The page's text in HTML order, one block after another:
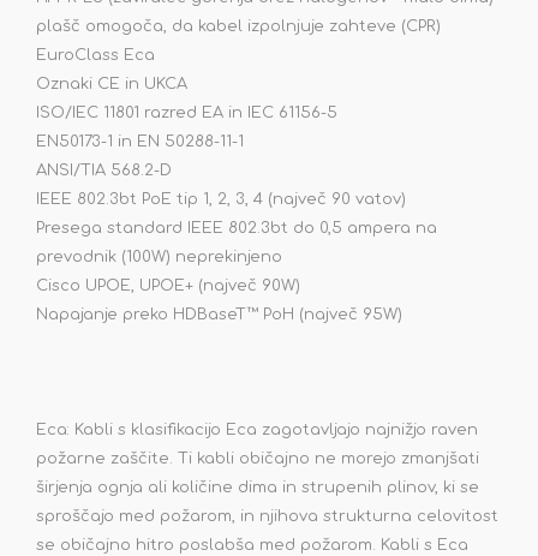
plašč omogoča, da kabel izpolnjuje zahteve (CPR)
EuroClass Eca
Oznaki CE in UKCA
ISO/IEC 11801 razred EA in IEC 61156-5
EN50173-1 in EN 50288-11-1
ANSI/TIA 568.2-D
IEEE 802.3bt PoE tip 1, 2, 3, 4 (največ 90 vatov)
Presega standard IEEE 802.3bt do 0,5 ampera na
prevodnik (100W) neprekinjeno
Cisco UPOE, UPOE+ (največ 90W)
Napajanje preko HDBaseT™ PoH (največ 95W)
Eca: Kabli s klasifikacijo Eca zagotavljajo najnižjo raven
požarne zaščite. Ti kabli običajno ne morejo zmanjšati
širjenja ognja ali količine dima in strupenih plinov, ki se
sproščajo med požarom, in njihova strukturna celovitost
se običajno hitro poslabša med požarom. Kabli s Eca